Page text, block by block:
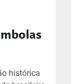
histórica